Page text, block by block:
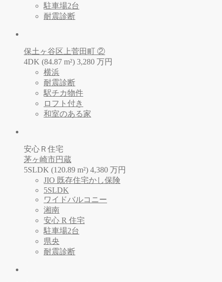
駐車場2台
耐震診断
保土ヶ谷区上菅田町 ②
4DK (84.87 m²) 3,280 万円
横浜
耐震診断
駅チカ物件
ロフト付き
和室のある家
安心Ｒ住宅
茅ヶ崎市円蔵
5SLDK (120.89 m²) 4,380 万円
JIO 既存住宅かし保険
5SLDK
ワイドバルコニー
湘南
安心 R 住宅
駐車場2台
県央
耐震診断